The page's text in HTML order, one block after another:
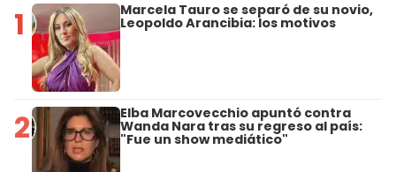
1 Marcela Tauro se separó de su novio,
Leopoldo Arancibia: los motivos
2 Elba Marcovecchio apuntó contra
Wanda Nara tras su regreso al país:
"Fue un show mediático"